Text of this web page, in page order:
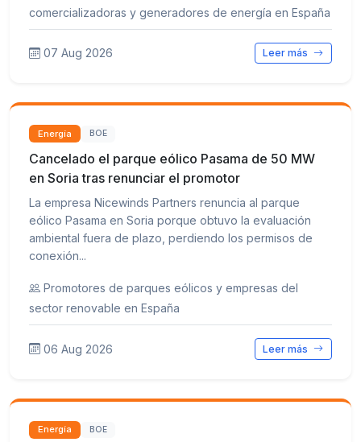
comercializadoras y generadores de energía en España
07 Aug 2026 Leer más
Energía BOE
Cancelado el parque eólico Pasama de 50 MW
en Soria tras renunciar el promotor
La empresa Nicewinds Partners renuncia al parque
eólico Pasama en Soria porque obtuvo la evaluación
ambiental fuera de plazo, perdiendo los permisos de
conexión...
Promotores de parques eólicos y empresas del
sector renovable en España
06 Aug 2026 Leer más
Energía BOE